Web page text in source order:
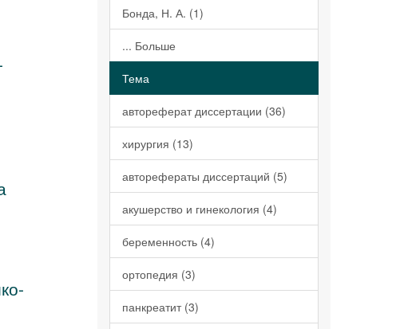
Бонда, Н. А. (1)
... Больше
Тема
автореферат диссертации (36)
хирургия (13)
авторефераты диссертаций (5)
акушерство и гинекология (4)
беременность (4)
ортопедия (3)
панкреатит (3)